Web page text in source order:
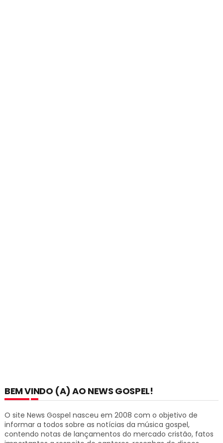
BEM VINDO (A) AO NEWS GOSPEL!
O site News Gospel nasceu em 2008 com o objetivo de
informar a todos sobre as notícias da música gospel,
contendo notas de lançamentos do mercado cristão, fatos